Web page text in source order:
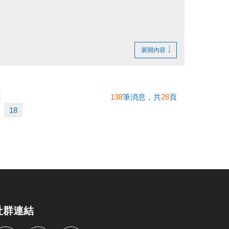
展開內容
18
138筆消息，共28頁
群連結